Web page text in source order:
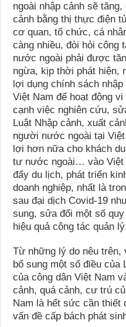
ngoài nhập cảnh sẽ
cảnh bằng thị thực điện
cơ quan, tổ chức, cá
càng nhiều, đòi hỏi công
nước ngoài phải được
ngừa, kịp thời phát hiện,
lợi dụng chính sách
Việt Nam để hoạt động
cạnh việc nghiên cứu,
Luật Nhập cảnh, xuất
người nước ngoài tại
lợi hơn nữa cho khách
tư nước ngoài… vào Việt
đẩy du lịch, phát triển
doanh nghiệp, nhất là
sau đại dịch Covid-19
sung, sửa đổi một số
hiệu quả công tác quản
Từ những lý do nêu
bổ sung một số điều của
của công dân Việt Nam
cảnh, quá cảnh, cư trú
Nam là hết sức cần thiết
vấn đề cấp bách phát